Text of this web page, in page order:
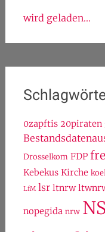
wird geladen...
0zapftis 20piraten
Drosselkom FDP
Kebekus Kirche
LfM lsr ltnrw
nopegida nrw